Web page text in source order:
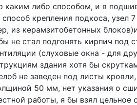
каким либо способом, и в
способ крепления подкоса, узел
из керамзитобетонных
не стал подгонять кирпич под
(слуховые окна - для
здания хотя бы
не заведен под листы
50 мм, нет указания о
работы, я бы взял цельное